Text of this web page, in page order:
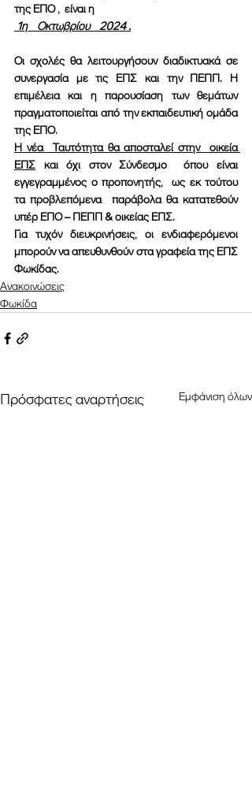
της ΕΠΟ ,  είναι η
1η    Οκτωβρίου    2024 .
Οι σχολές θα λειτουργήσουν διαδικτυακά σε
συνεργασία με τις ΕΠΣ και την ΠΕΠΠ. Η
επιμέλεια και η παρουσίαση των θεμάτων
πραγματοποιείται από την εκπαιδευτική ομάδα
της ΕΠΟ.
Η νέα  Ταυτότητα θα αποσταλεί στην  οικεία
ΕΠΣ και όχι στον Σύνδεσμο  όπου είναι
εγγεγραμμένος ο προπονητής,  ως εκ τούτου
τα προβλεπόμενα  παράβολα θα κατατεθούν
υπέρ ΕΠΟ – ΠΕΠΠ & οικείας ΕΠΣ.
Για τυχόν διευκρινήσεις, οι ενδιαφερόμενοι
μπορούν να απευθυνθούν στα γραφεία της ΕΠΣ
Φωκίδας.
Ανακοινώσεις
Φωκίδα
Πρόσφατες αναρτήσεις Εμφάνιση όλων